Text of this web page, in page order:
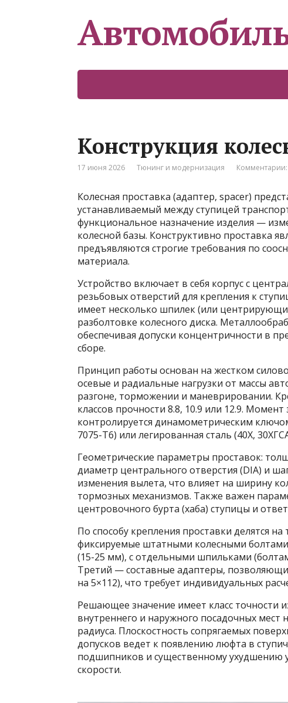
Конструкция
17 июня 2026 Тюнинг и модернизация
Колесная проставка (адаптер, spacer)
устанавливаемый между ступицей
функциональное назначение изделия —
колесной базы. Конструктивно проставка
предъявляются строгие требования по
материала.
Устройство включает в себя корпус с
резьбовых отверстий для крепления к
имеет несколько шпилек (или
разболтовке колесного диска.
обеспечивая допуски концентричности в
сборе.
Принцип работы основан на жестком
осевые и радиальные нагрузки от массы
разгоне, торможении и маневрировании.
классов прочности 8.8, 10.9 или 12.9.
контролируется динамометрическим
7075-T6) или легированная сталь (40Х,
Геометрические параметры проставок:
диаметр центрального отверстия (DIA) и
изменения вылета, что влияет на ширину
тормозных механизмов. Также важен
центровочного бурта (хаба) ступицы и
По способу крепления проставки делятся
фиксируемые штатными колесными
(15-25 мм), с отдельными шпильками
Третий — составные адаптеры,
на 5×112), что требует индивидуальных
Решающее значение имеет класс точности
внутреннего и наружного посадочных
радиуса. Плоскостность сопрягаемых
допусков ведет к появлению люфта в
подшипников и существенному ухудшению
скорости.